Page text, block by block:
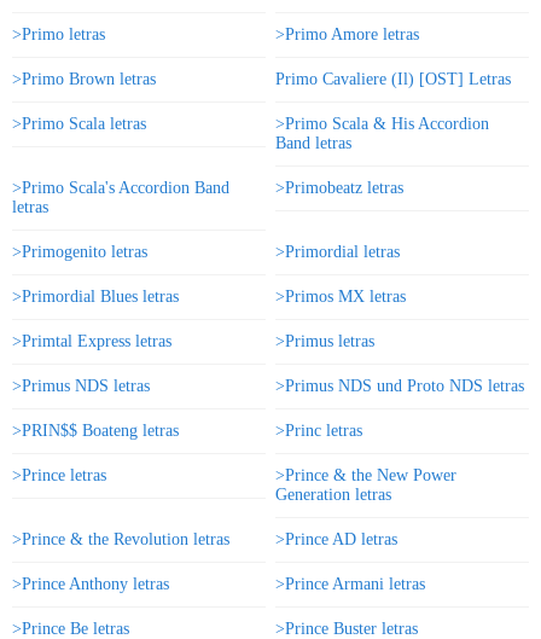
>Primo letras >Primo Amore letras
>Primo Brown letras Primo Cavaliere (Il) [OST] Letras
>Primo Scala letras
>Primo Scala & His Accordion
Band letras
>Primo Scala's Accordion Band
letras
>Primobeatz letras
>Primogenito letras >Primordial letras
>Primordial Blues letras >Primos MX letras
>Primtal Express letras >Primus letras
>Primus NDS letras >Primus NDS und Proto NDS letras
>PRIN$$ Boateng letras >Princ letras
>Prince letras
>Prince & the New Power
Generation letras
>Prince & the Revolution letras >Prince AD letras
>Prince Anthony letras >Prince Armani letras
>Prince Be letras >Prince Buster letras